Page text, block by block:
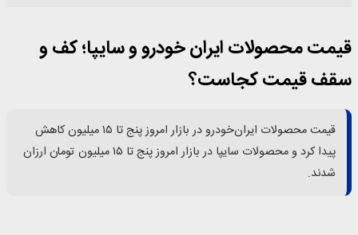
قیمت محصولات ایران خودرو و سایپا؛ کف و
سقف قیمت کجاست؟
قیمت محصولات ایران‌خودرو در بازار امروز پنج تا ۱۵ میلیون کاهش
پیدا کرد و محصولات سایپا در بازار امروز پنج تا ۱۵ میلیون تومان ارزان
شدند.